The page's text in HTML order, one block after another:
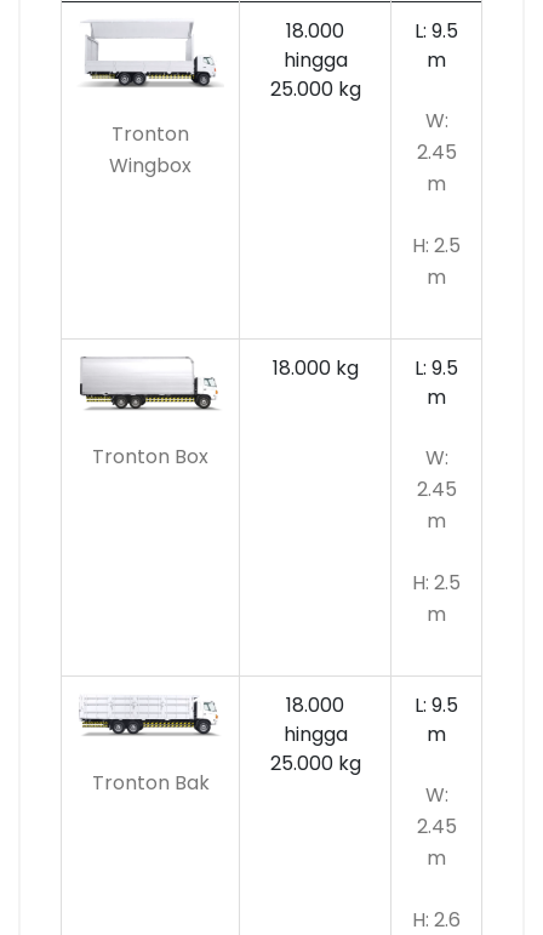
Tronton
Wingbox
18.000
hingga
25.000 kg
L: 9.5
m
W:
2.45
m
H: 2.5
m
Tronton Box
18.000 kg
L: 9.5
m
W:
2.45
m
H: 2.5
m
Tronton Bak
18.000
hingga
25.000 kg
L: 9.5
m
W:
2.45
m
H: 2.6